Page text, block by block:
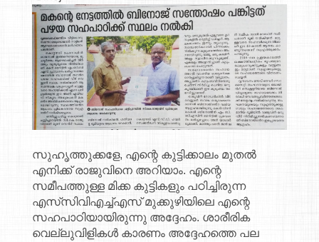
സുഹൃത്തുക്കളേ, എന്റെ കുട്ടിക്കാലം മുതൽ
എനിക്ക് രാജുവിനെ അറിയാം. എന്റെ
സമീപത്തുള്ള മിക്ക കുട്ടികളും പഠിച്ചിരുന്ന
എസ്‌സി‌വി‌എച്ച്എസ് മുക്കുഴിയിലെ എന്റെ
സഹപാഠിയായിരുന്നു അദ്ദേഹം. ശാരീരിക
വെല്ലുവിളികൾ കാരണം അദ്ദേഹത്തെ പല